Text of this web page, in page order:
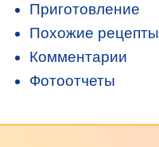
Приготовление
Похожие рецепты
Комментарии
Фотоотчеты